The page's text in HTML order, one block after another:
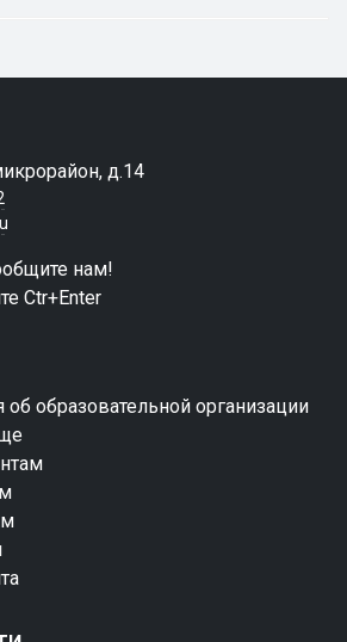
д.14
нам!
Ctr+Enter
образовательной организации